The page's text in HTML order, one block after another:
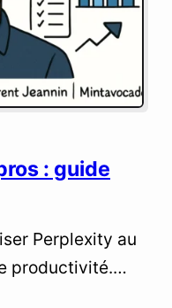
: guide
Perplexity au
productivité.